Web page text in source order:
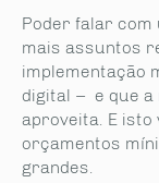
Poder falar com
mais assuntos
implementação
digital – e que a
aproveita. E isto
orçamentos
grandes.